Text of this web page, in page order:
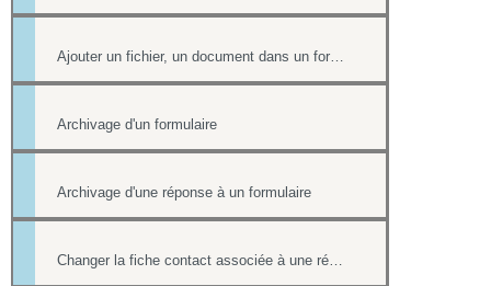
Ajouter un fichier, un document dans un formulaire
Archivage d'un formulaire
Archivage d'une réponse à un formulaire
Changer la fiche contact associée à une réponse d'un formulaire